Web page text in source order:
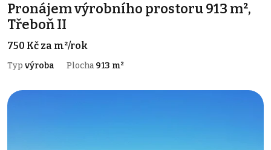
Pronájem výrobního prostoru 913 m²,
Třeboň II
750 Kč za m²/rok
Typ výroba Plocha 913 m²